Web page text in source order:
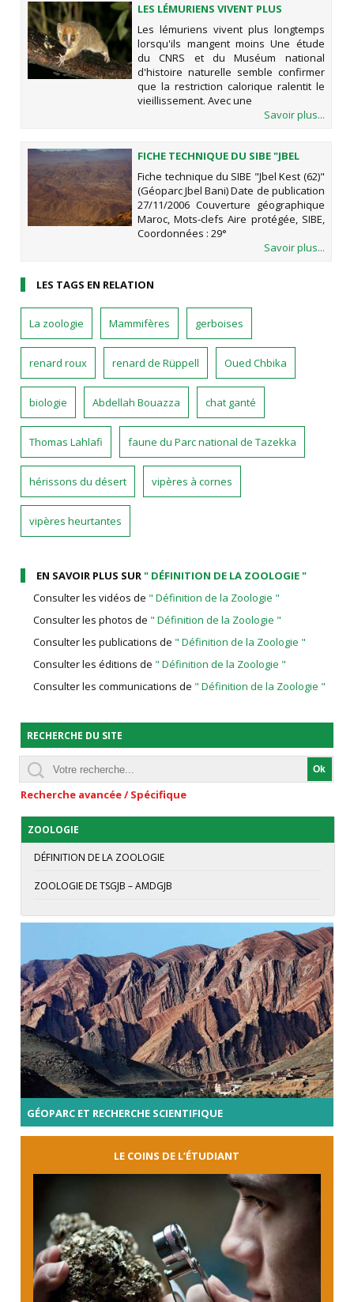
LES LÉMURIENS VIVENT PLUS
LONGTEMPS LORSQU'ILS MANGENT
MOINS
Les lémuriens vivent plus longtemps
lorsqu'ils mangent moins Une étude
du CNRS et du Muséum national
d'histoire naturelle semble confirmer
que la restriction calorique ralentit le
vieillissement. Avec une
Savoir plus...
FICHE TECHNIQUE DU SIBE "JBEL
KEST (62)" (GÉOPARC JBEL BANI)
Fiche technique du SIBE "Jbel Kest (62)"
(Géoparc Jbel Bani) Date de publication
27/11/2006 Couverture géographique
Maroc, Mots-clefs Aire protégée, SIBE,
Coordonnées : 29°
Savoir plus...
LES TAGS EN RELATION
La zoologie Mammifères gerboises
renard roux renard de Rüppell Oued Chbika
biologie Abdellah Bouazza chat ganté
Thomas Lahlafi faune du Parc national de Tazekka
hérissons du désert vipères à cornes
vipères heurtantes
EN SAVOIR PLUS SUR" DÉFINITION DE LA ZOOLOGIE "
Consulter les vidéos de " Définition de la Zoologie "
Consulter les photos de " Définition de la Zoologie "
Consulter les publications de " Définition de la Zoologie "
Consulter les éditions de " Définition de la Zoologie "
Consulter les communications de " Définition de la Zoologie "
RECHERCHE DU SITE
Recherche avancée / Spécifique
ZOOLOGIE
DÉFINITION DE LA ZOOLOGIE
ZOOLOGIE DE TSGJB – AMDGJB
GÉOPARC ET RECHERCHE SCIENTIFIQUE
LE COINS DE L’ÉTUDIANT